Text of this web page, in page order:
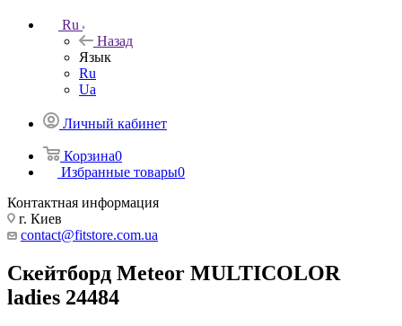
Ru
Назад
Язык
Ru
Ua
Личный кабинет
Корзина0
Избранные товары0
Контактная информация
г. Киев
contact@fitstore.com.ua
Скейтборд Meteor MULTICOLOR
ladies 24484